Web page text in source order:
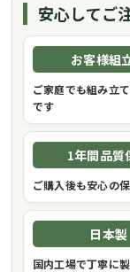
安心してご
お客様組
ご家庭でも組み立
です
1年間品質
ご購入後も安心の
日本製
国内工場で丁寧に